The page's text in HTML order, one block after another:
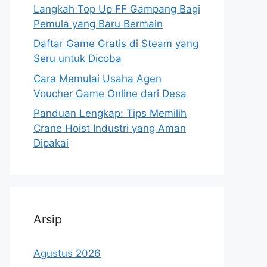
Langkah Top Up FF Gampang Bagi
Pemula yang Baru Bermain
Daftar Game Gratis di Steam yang
Seru untuk Dicoba
Cara Memulai Usaha Agen
Voucher Game Online dari Desa
Panduan Lengkap: Tips Memilih
Crane Hoist Industri yang Aman
Dipakai
Arsip
Agustus 2026